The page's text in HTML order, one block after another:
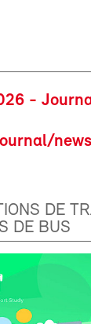
-
DE
DE BUS